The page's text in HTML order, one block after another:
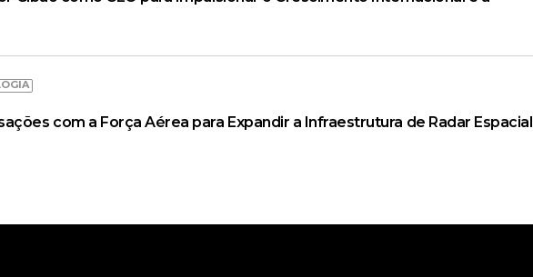
com a Força Aérea para Expandir a Infraestrutura de Radar Espacial